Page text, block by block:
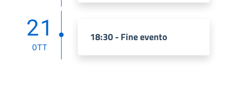
21
OTT
18:30 - Fine evento